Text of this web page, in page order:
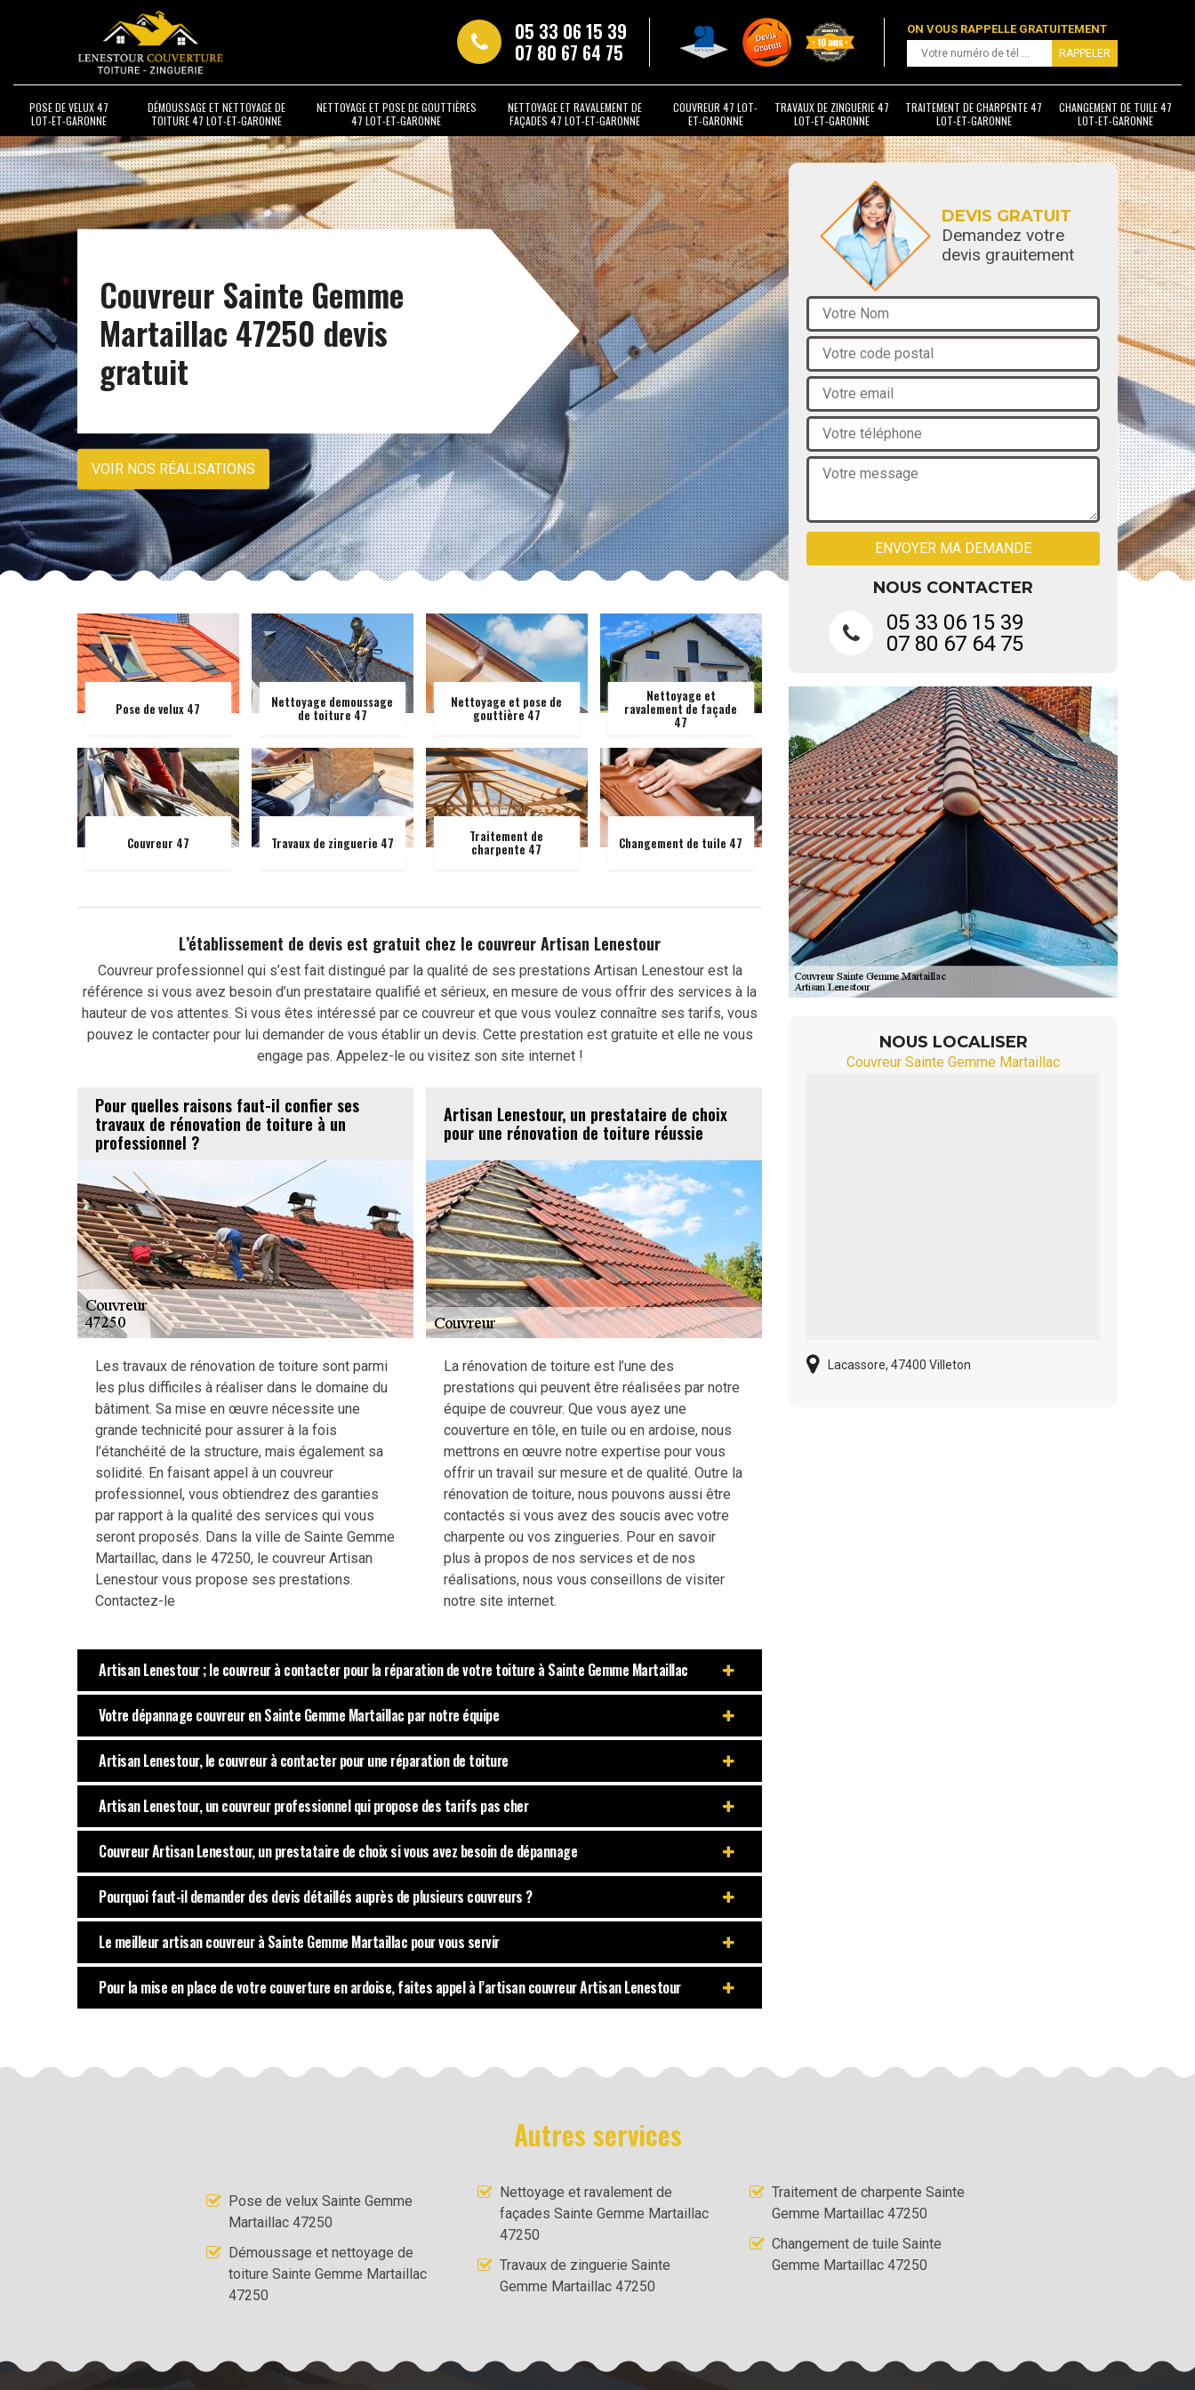
05 33 06 15 39
07 80 67 64 75
ON VOUS RAPPELLE GRATUITEMENT
POSE DE VELUX 47
LOT-ET-GARONNE
DÉMOUSSAGE ET NETTOYAGE DE
TOITURE 47 LOT-ET-GARONNE
NETTOYAGE ET POSE DE GOUTTIÈRES
47 LOT-ET-GARONNE
NETTOYAGE ET RAVALEMENT DE
FAÇADES 47 LOT-ET-GARONNE
COUVREUR 47 LOT-
ET-GARONNE
TRAVAUX DE ZINGUERIE 47
LOT-ET-GARONNE
TRAITEMENT DE CHARPENTE 47
LOT-ET-GARONNE
CHANGEMENT DE TUILE 47
LOT-ET-GARONNE
Couvreur Sainte Gemme
Martaillac 47250 devis
gratuit
VOIR NOS RÉALISATIONS
Pose de velux 47 Nettoyage demoussage
de toiture 47
Nettoyage et pose de
gouttière 47
Nettoyage et
ravalement de façade
47
Couvreur 47 Travaux de zinguerie 47 Traitement de
charpente 47 Changement de tuile 47
L’établissement de devis est gratuit chez le couvreur Artisan Lenestour
Couvreur professionnel qui s’est fait distingué par la qualité de ses prestations Artisan Lenestour est la
référence si vous avez besoin d’un prestataire qualifié et sérieux, en mesure de vous offrir des services à la
hauteur de vos attentes. Si vous êtes intéressé par ce couvreur et que vous voulez connaître ses tarifs, vous
pouvez le contacter pour lui demander de vous établir un devis. Cette prestation est gratuite et elle ne vous
engage pas. Appelez-le ou visitez son site internet !
Pour quelles raisons faut-il confier ses
travaux de rénovation de toiture à un
professionnel ?
Les travaux de rénovation de toiture sont parmi
les plus difficiles à réaliser dans le domaine du
bâtiment. Sa mise en œuvre nécessite une
grande technicité pour assurer à la fois
l’étanchéité de la structure, mais également sa
solidité. En faisant appel à un couvreur
professionnel, vous obtiendrez des garanties
par rapport à la qualité des services qui vous
seront proposés. Dans la ville de Sainte Gemme
Martaillac, dans le 47250, le couvreur Artisan
Lenestour vous propose ses prestations.
Contactez-le
Artisan Lenestour, un prestataire de choix
pour une rénovation de toiture réussie
La rénovation de toiture est l’une des
prestations qui peuvent être réalisées par notre
équipe de couvreur. Que vous ayez une
couverture en tôle, en tuile ou en ardoise, nous
mettrons en œuvre notre expertise pour vous
offrir un travail sur mesure et de qualité. Outre la
rénovation de toiture, nous pouvons aussi être
contactés si vous avez des soucis avec votre
charpente ou vos zingueries. Pour en savoir
plus à propos de nos services et de nos
réalisations, nous vous conseillons de visiter
notre site internet.
Artisan Lenestour ; le couvreur à contacter pour la réparation de votre toiture à Sainte Gemme Martaillac
Votre dépannage couvreur en Sainte Gemme Martaillac par notre équipe
Artisan Lenestour, le couvreur à contacter pour une réparation de toiture
Artisan Lenestour, un couvreur professionnel qui propose des tarifs pas cher
Couvreur Artisan Lenestour, un prestataire de choix si vous avez besoin de dépannage
Pourquoi faut-il demander des devis détaillés auprès de plusieurs couvreurs ?
Le meilleur artisan couvreur à Sainte Gemme Martaillac pour vous servir
Pour la mise en place de votre couverture en ardoise, faites appel à l’artisan couvreur Artisan Lenestour
DEVIS GRATUIT
Demandez votre
devis grauitement
NOUS CONTACTER
05 33 06 15 39
07 80 67 64 75
NOUS LOCALISER
Couvreur Sainte Gemme Martaillac
Lacassore, 47400 Villeton
Autres services
Pose de velux Sainte Gemme
Martaillac 47250
Démoussage et nettoyage de
toiture Sainte Gemme Martaillac
47250
Nettoyage et ravalement de
façades Sainte Gemme Martaillac
47250
Travaux de zinguerie Sainte
Gemme Martaillac 47250
Traitement de charpente Sainte
Gemme Martaillac 47250
Changement de tuile Sainte
Gemme Martaillac 47250